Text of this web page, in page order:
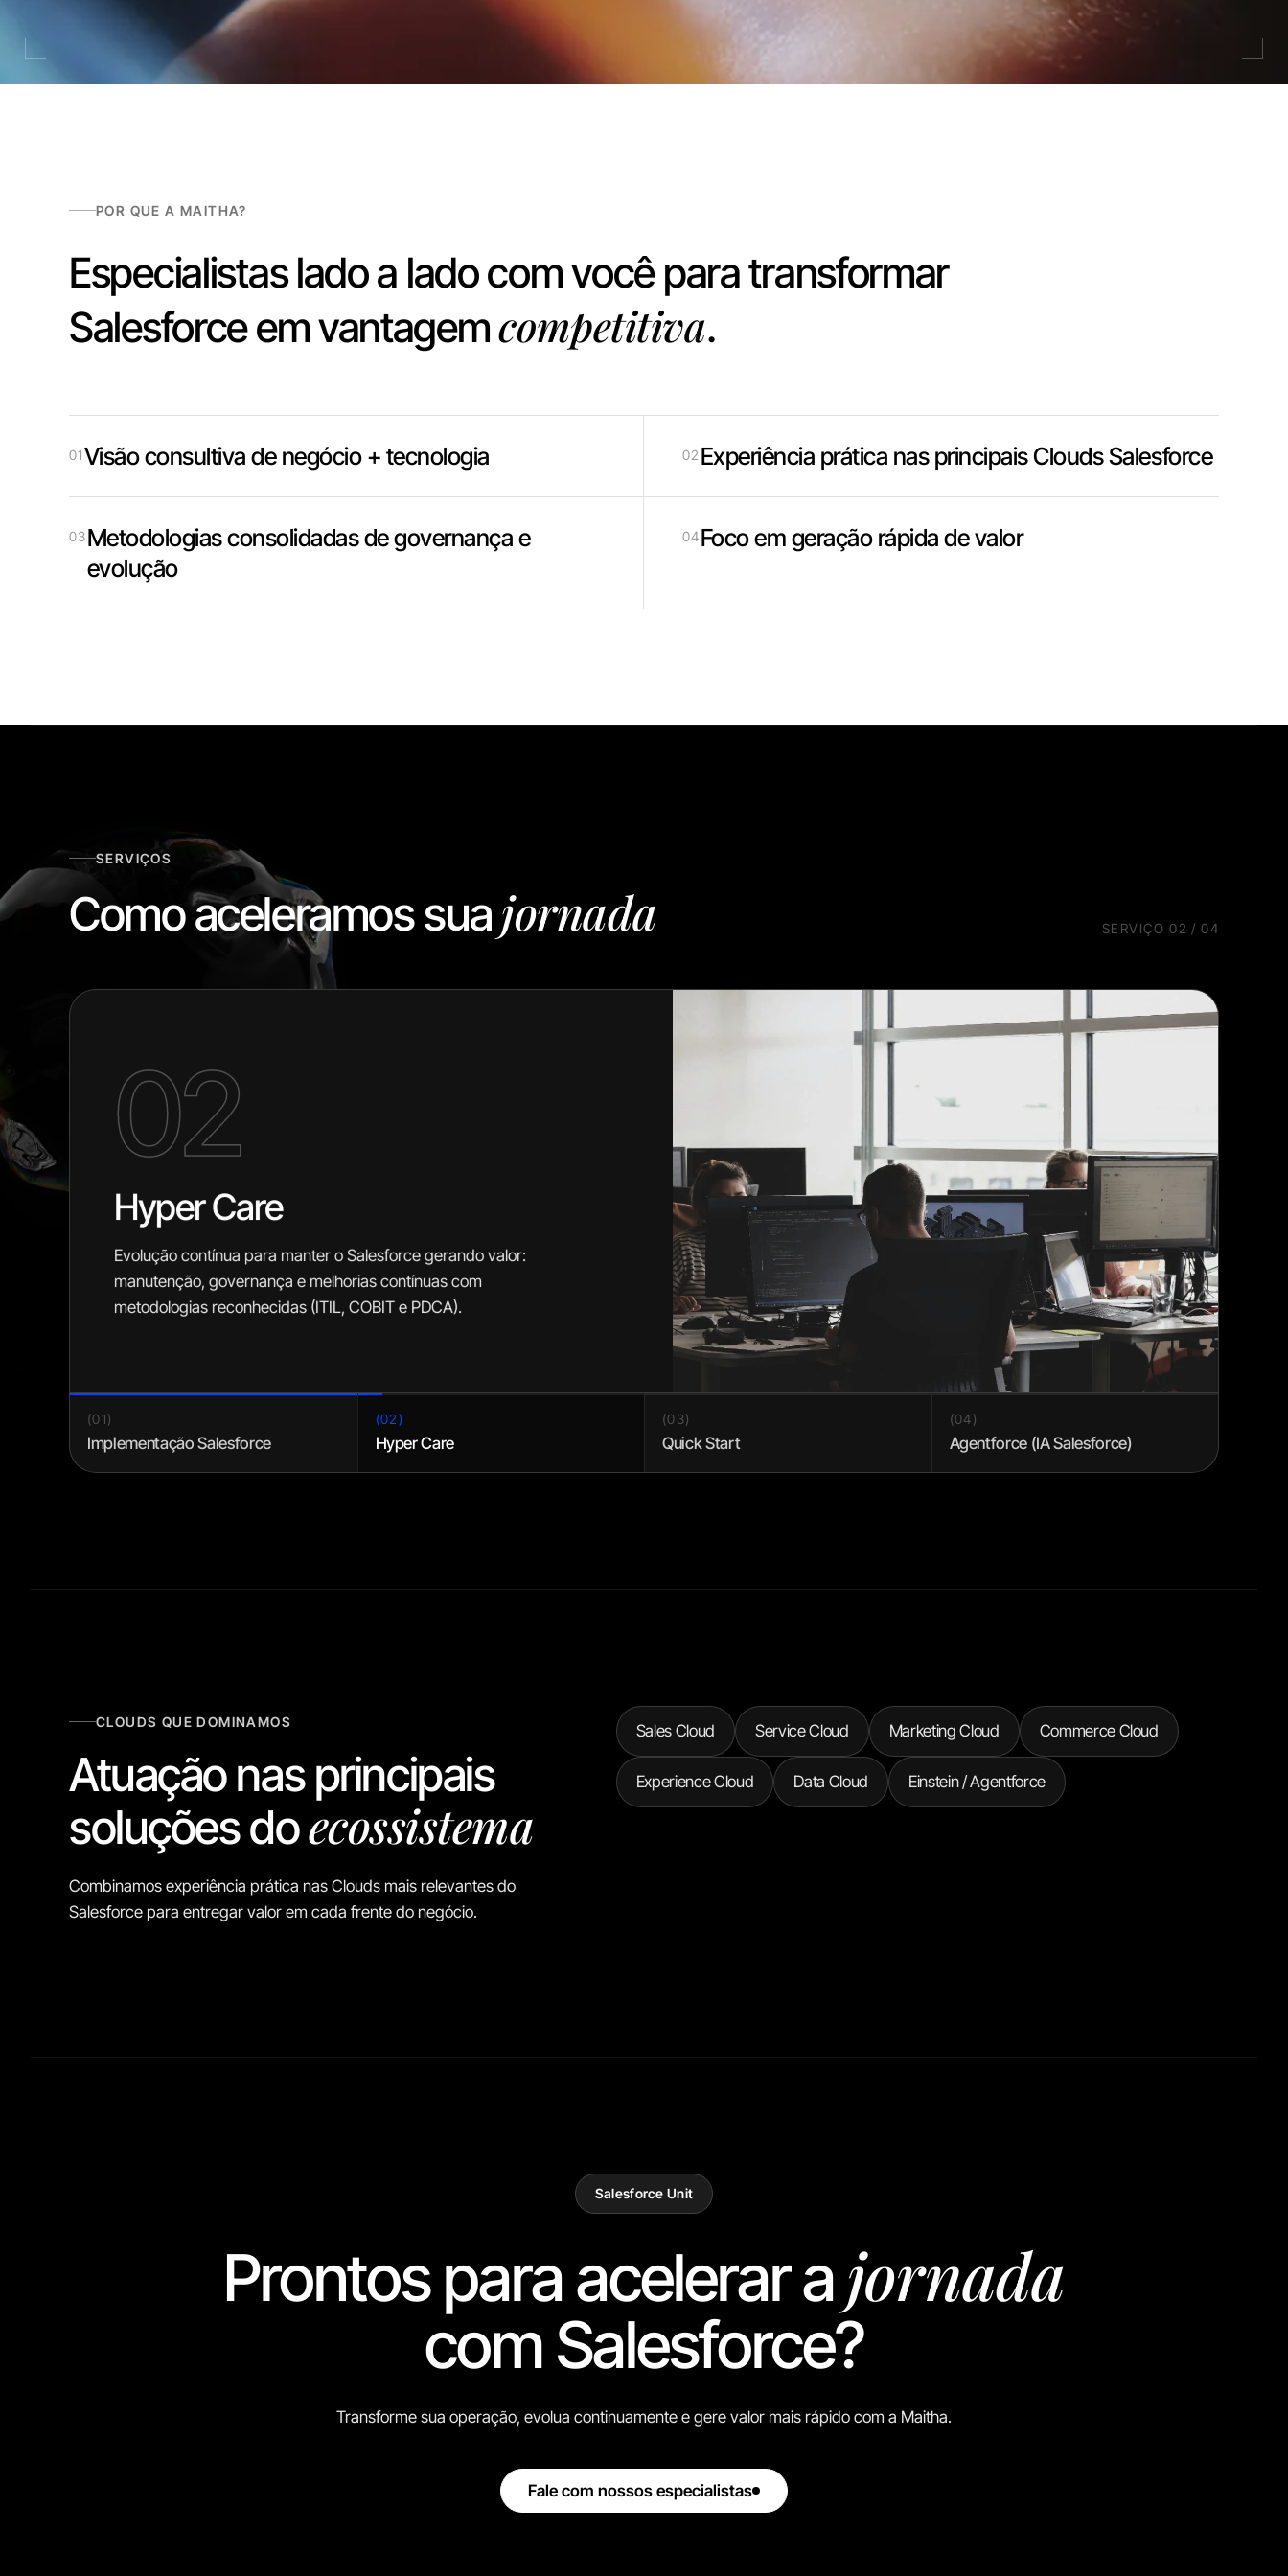
POR QUE A MAITHA?
Especialistas lado a lado com você para transformar
Salesforce em vantagemcompetitiva.
01Visão consultiva de negócio + tecnologia 02 Experiência prática nas principais Clouds Salesforce
03Metodologias consolidadas de governança e
evolução
04Foco em geração rápida de valor
SERVIÇOS
Como aceleramos suajornada SERVIÇO02 /04
02
Hyper Care
Evolução contínua para manter o Salesforce gerando valor:
manutenção, governança e melhorias contínuas com
metodologias reconhecidas (ITIL, COBIT e PDCA).
(01)
Implementação Salesforce
(02)
Hyper Care
(03)
Quick Start
(04)
Agentforce (IA Salesforce)
CLOUDS QUE DOMINAMOS
Atuação nas principais
soluções doecossistema
Combinamos experiência prática nas Clouds mais relevantes do
Salesforce para entregar valor em cada frente do negócio.
Sales Cloud Service Cloud Marketing Cloud Commerce Cloud
Experience Cloud Data Cloud Einstein / Agentforce
Salesforce Unit
Prontos para acelerar ajornada
com Salesforce?
Transforme sua operação, evolua continuamente e gere valor mais rápido com a Maitha.
Fale com nossos especialistas